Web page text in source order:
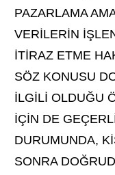
PAZARLAMA
VERİLERİN
İTİRAZ ETME
SÖZ KONUSU
İLGİLİ OLDUĞU
İÇİN DE
DURUMUNDA,
SONRA